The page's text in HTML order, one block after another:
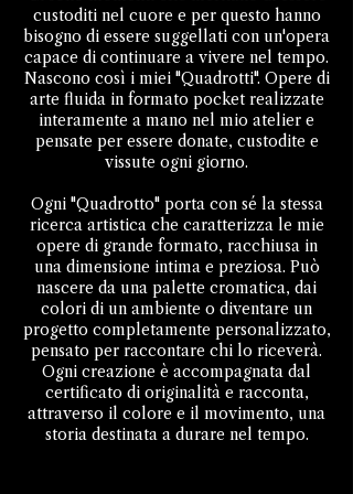
custoditi nel cuore e per questo hanno
bisogno di essere suggellati con un'opera
capace di continuare a vivere nel tempo.
Nascono così i miei "Quadrotti". Opere di
arte fluida in formato pocket realizzate
interamente a mano nel mio atelier e
pensate per essere donate, custodite e
vissute ogni giorno.
Ogni "Quadrotto" porta con sé la stessa
ricerca artistica che caratterizza le mie
opere di grande formato, racchiusa in
una dimensione intima e preziosa. Può
nascere da una palette cromatica, dai
colori di un ambiente o diventare un
progetto completamente personalizzato,
pensato per raccontare chi lo riceverà.
Ogni creazione è accompagnata dal
certificato di originalità e racconta,
attraverso il colore e il movimento, una
storia destinata a durare nel tempo.